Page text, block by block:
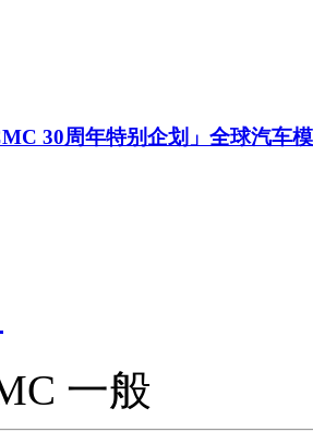
30周年特别企划」全球汽车
一般